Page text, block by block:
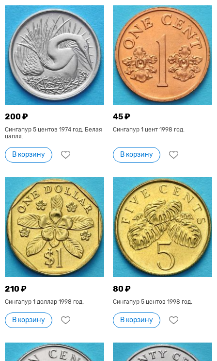
200 ₽
Сингапур 5 центов 1974 год. Белая
цапля.
В корзину
45 ₽
Сингапур 1 цент 1998 год.
В корзину
210 ₽
Сингапур 1 доллар 1998 год.
В корзину
80 ₽
Сингапур 5 центов 1998 год.
В корзину